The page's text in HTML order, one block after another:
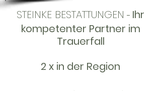
STEINKE BESTATTUNGEN - Ihr
kompetenter Partner im
Trauerfall
2 x in der Region